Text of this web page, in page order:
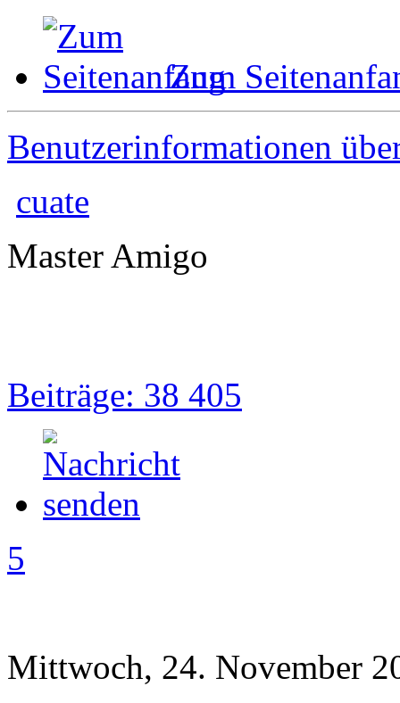
Zum
Benutzerinformationen
cuate
Master Amigo
Beiträge: 38 405
5
Mittwoch, 24. November